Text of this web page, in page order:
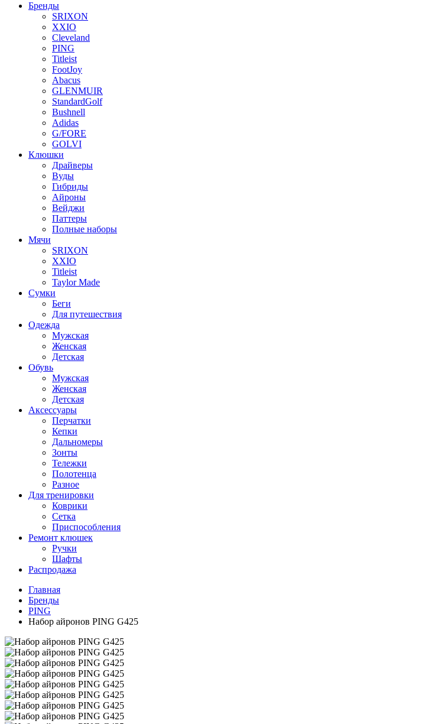
Бренды
SRIXON
XXIO
Cleveland
PING
Titleist
FootJoy
Abacus
GLENMUIR
StandardGolf
Bushnell
Adidas
G/FORE
GOLVI
Клюшки
Драйверы
Вуды
Гибриды
Айроны
Вейджи
Паттеры
Полные наборы
Мячи
SRIXON
XXIO
Titleist
Taylor Made
Сумки
Беги
Для путешествия
Одежда
Мужская
Женская
Детская
Обувь
Мужская
Женская
Детская
Аксессуары
Перчатки
Кепки
Дальномеры
Зонты
Тележки
Полотенца
Разное
Для тренировки
Коврики
Сетка
Приспособления
Ремонт клюшек
Ручки
Шафты
Распродажа
Главная
Бренды
PING
Набор айронов PING G425